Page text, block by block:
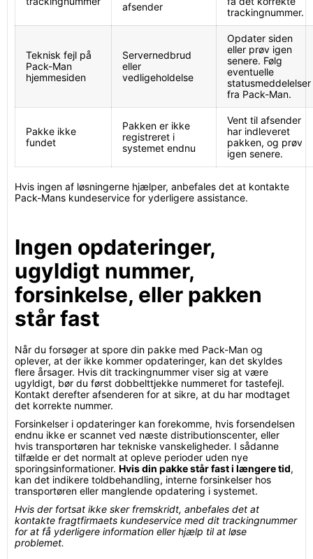
afsender
trackingnummer.
Teknisk fejl på
Pack-Man
hjemmesiden
Servernedbrud
eller
vedligeholdelse
Opdater siden
eller prøv igen
senere. Følg
eventuelle
statusmeddelelser
fra Pack-Man.
Pakke ikke
fundet
Pakken er ikke
registreret i
systemet endnu
Vent til afsender
har indleveret
pakken, og prøv
igen senere.
Hvis ingen af løsningerne hjælper, anbefales det at kontakte
Pack-Mans kundeservice for yderligere assistance.
Ingen opdateringer,
ugyldigt nummer,
forsinkelse, eller pakken
står fast
Når du forsøger at spore din pakke med Pack-Man og
oplever, at der ikke kommer opdateringer, kan det skyldes
flere årsager. Hvis dit trackingnummer viser sig at være
ugyldigt, bør du først dobbelttjekke nummeret for tastefejl.
Kontakt derefter afsenderen for at sikre, at du har modtaget
det korrekte nummer.
Forsinkelser i opdateringer kan forekomme, hvis forsendelsen
endnu ikke er scannet ved næste distributionscenter, eller
hvis transportøren har tekniske vanskeligheder. I sådanne
tilfælde er det normalt at opleve perioder uden nye
sporingsinformationer. Hvis din pakke står fast i længere tid,
kan det indikere toldbehandling, interne forsinkelser hos
transportøren eller manglende opdatering i systemet.
Hvis der fortsat ikke sker fremskridt, anbefales det at
kontakte fragtfirmaets kundeservice med dit trackingnummer
for at få yderligere information eller hjælp til at løse
problemet.